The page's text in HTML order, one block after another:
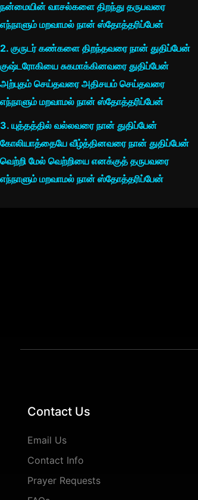
நன்மையின் வாசல்களை திறந்து தருபவரை
எந்நாளும் மறவாமல் நான் ஸ்தோத்தரிப்பேன்
2. குருடர் கண்களை திறந்தவரை நான் துதிப்பேன்
குஷ்டரோகியை சுகமாக்கினவரை துதிப்பேன்
அற்புதம் செய்தவரை அதிசயம் செய்தவரை
எந்நாளும் மறவாமல் நான் ஸ்தோத்தரிப்பேன்
3. யுத்தத்தில் வல்லவரை நான் துதிப்பேன்
கோலியாத்தையே வீழ்த்தினவரை நான் துதிப்பேன்
வெற்றி மேல் வெற்றியை எனக்குத் தருபவரை
எந்நாளும் மறவாமல் நான் ஸ்தோத்தரிப்பேன்
Contact Us
Email Us
Contact Info
Prayer Requests